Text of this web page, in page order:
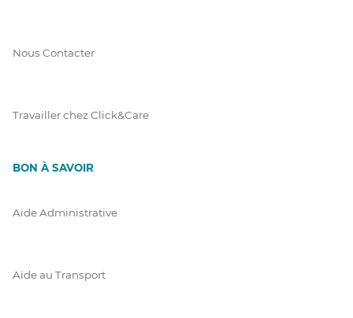
Nous Contacter
Travailler chez Click&Care
BON À SAVOIR
Aide Administrative
Aide au Transport